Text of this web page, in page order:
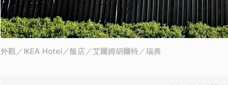
外觀／IKEA Hotel／飯店／艾爾姆胡爾特／瑞典